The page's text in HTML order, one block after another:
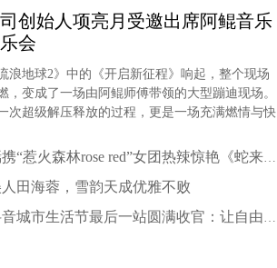
创始人项亮月受邀出席阿鲲音乐
会
地球2》中的《开启新征程》响起，整个现场
，变成了一场由阿鲲师傅带领的大型蹦迪现场。
次超级解压释放的过程，更是一场充满燃情与快
刘祖嫣携“惹火森林rose red”女团热辣惊艳《蛇来运转歌王赛》
田海蓉，雪韵天成优雅不败
2024抖音城市生活节最后一站圆满收官：让自由和热爱的碰撞，在哈尔滨
全昭旻暌违一年重返《Running Man》，与新老成员